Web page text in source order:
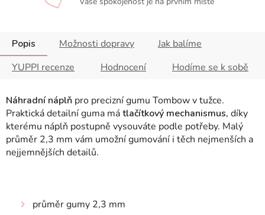
Popis Možnosti dopravy
Jak balíme
YUPPI recenze
Hodnocení Hodíme se k sobě
Náhradní náplň pro precizní gumu Tombow v tužce.
Praktická detailní guma mátlačítkový mechanismus, díky
kterému náplň postupně vysouváte podle potřeby. Malý
průměr 2,3 mm vám umožní gumování i těch nejmenších a
nejjemnějších detailů.
průměr gumy 2,3 mm